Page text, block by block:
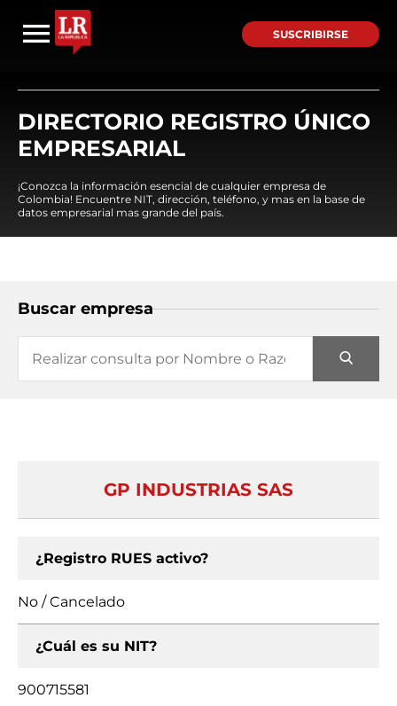
SUSCRIBIRSE
DIRECTORIO REGISTRO ÚNICO
EMPRESARIAL
¡Conozca la información esencial de cualquier empresa de
Colombia! Encuentre NIT, dirección, teléfono, y mas en la base de
datos empresarial mas grande del país.
Buscar empresa
GP INDUSTRIAS SAS
¿Registro RUES activo?
No / Cancelado
¿Cuál es su NIT?
900715581